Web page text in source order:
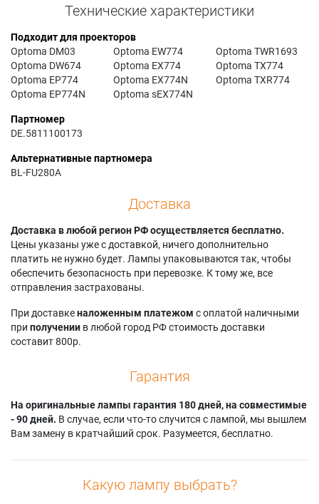
Технические характеристики
Подходит для проекторов
Optoma DM03
Optoma DW674
Optoma EP774
Optoma EP774N
Optoma EW774
Optoma EX774
Optoma EX774N
Optoma sEX774N
Optoma TWR1693
Optoma TX774
Optoma TXR774
Партномер
DE.5811100173
Альтернативные партномера
BL-FU280A
Доставка
Доставка в любой регион РФ осуществляется бесплатно.
Цены указаны уже с доставкой, ничего дополнительно
платить не нужно будет. Лампы упаковываются так, чтобы
обеспечить безопасность при перевозке. К тому же, все
отправления застрахованы.
При доставкеналоженным платежом с оплатой наличными
при получении в любой город РФ стоимость доставки
составит 800р.
Гарантия
На оригинальные лампы гарантия 180 дней, на совместимые
- 90 дней. В случае, если что-то случится с лампой, мы вышлем
Вам замену в кратчайший срок. Разумеется, бесплатно.
Какую лампу выбрать?